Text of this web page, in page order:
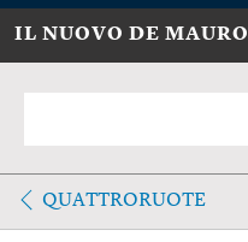
IL NUOVO DE MAURO
QUATTRORUOTE